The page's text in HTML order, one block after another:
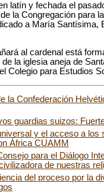
latín y fechada el
la Congregación para
a María
al cardenal está
la iglesia aneja de
Colegio para Estudios
la Confederación
guardias suizos:
y el acceso a
África CUAMM
para el Diálogo
de nuestras
del proceso por la